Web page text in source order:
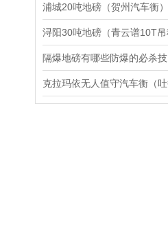
隔爆地磅有哪些防爆的必杀技